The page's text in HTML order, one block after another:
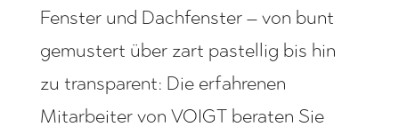
Fenster und Dachfenster – von bunt
gemustert über zart pastellig bis hin
zu transparent: Die erfahrenen
Mitarbeiter von VOIGT beraten Sie